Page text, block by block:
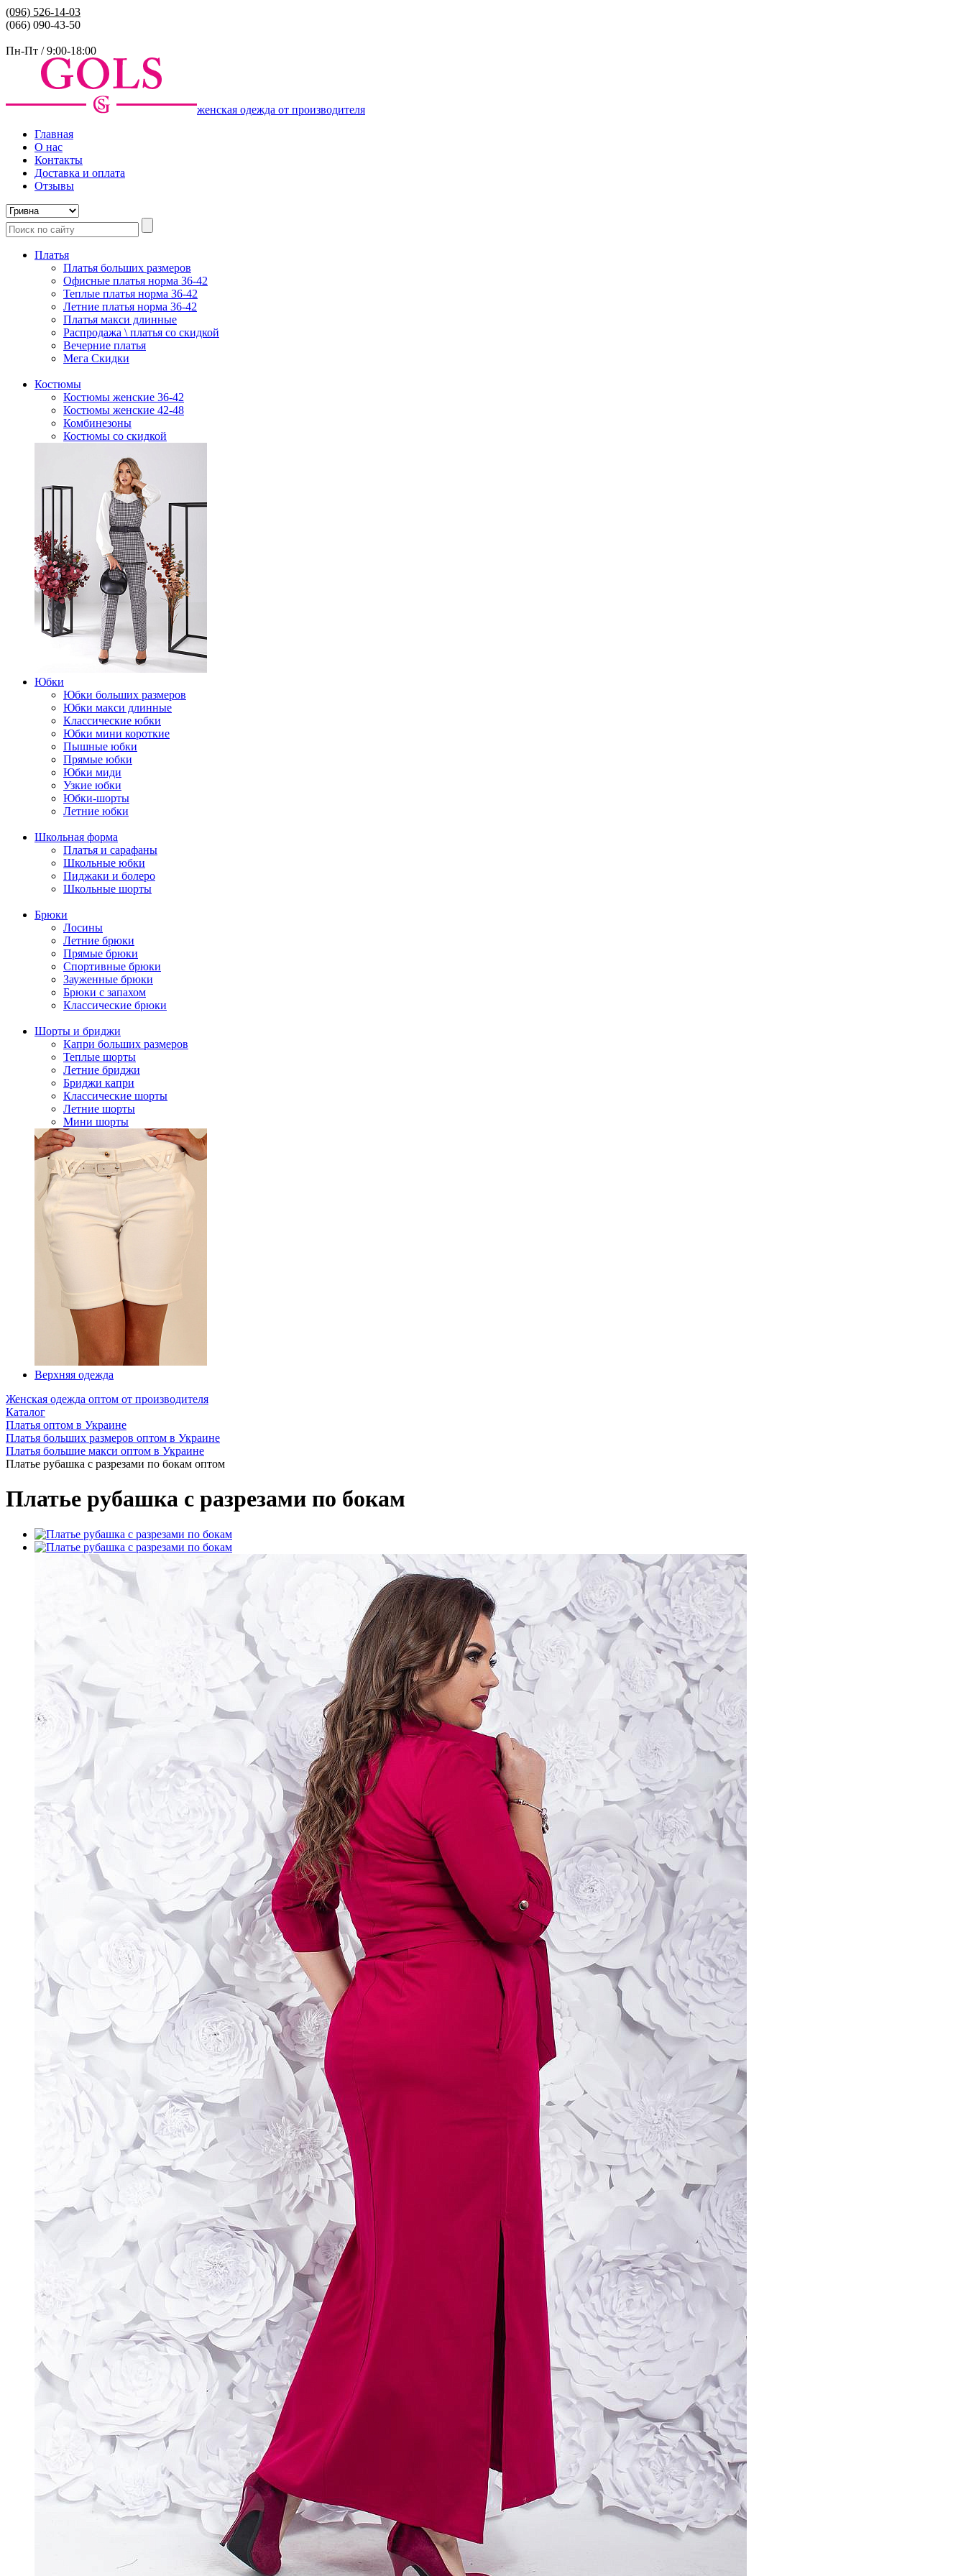
(096) 526-14-03
(066) 090-43-50
Пн-Пт / 9:00-18:00
женская одежда от производителя
Главная
О нас
Контакты
Доставка и оплата
Отзывы
Платья
Платья больших размеров
Офисные платья норма 36-42
Теплые платья норма 36-42
Летние платья норма 36-42
Платья макси длинные
Распродажа \ платья со скидкой
Вечерние платья
Мега Скидки
Костюмы
Костюмы женские 36-42
Костюмы женские 42-48
Комбинезоны
Костюмы со скидкой
Юбки
Юбки больших размеров
Юбки макси длинные
Классические юбки
Юбки мини короткие
Пышные юбки
Прямые юбки
Юбки миди
Узкие юбки
Юбки-шорты
Летние юбки
Школьная форма
Платья и сарафаны
Школьные юбки
Пиджаки и болеро
Школьные шорты
Брюки
Лосины
Летние брюки
Прямые брюки
Спортивные брюки
Зауженные брюки
Брюки с запахом
Классические брюки
Шорты и бриджи
Капри больших размеров
Теплые шорты
Летние бриджи
Бриджи капри
Классические шорты
Летние шорты
Мини шорты
Верхняя одежда
Женская одежда оптом от производителя
Каталог
Платья оптом в Украине
Платья больших размеров оптом в Украине
Платья большие макси оптом в Украине
Платье рубашка с разрезами по бокам оптом
Платье рубашка с разрезами по бокам